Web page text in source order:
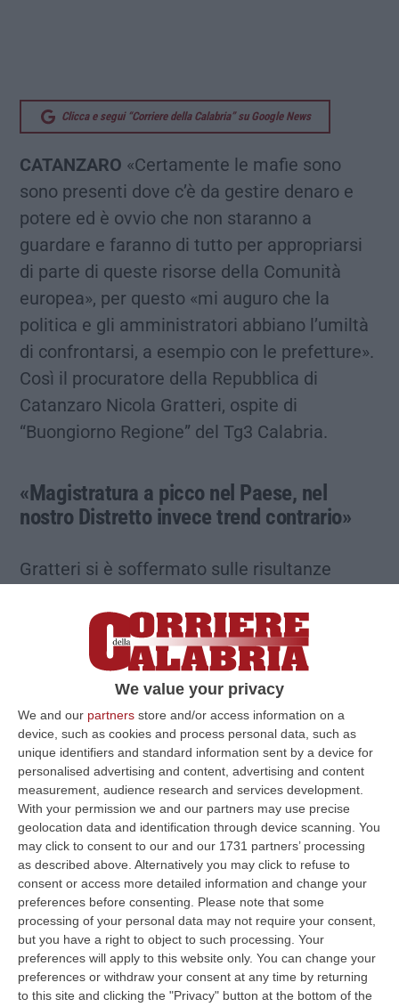
We value your privacy
We and our partners store and/or access information on a
device, such as cookies and process personal data, such as
unique identifiers and standard information sent by a device for
personalised advertising and content, advertising and content
measurement, audience research and services development.
With your permission we and our partners may use precise
geolocation data and identification through device scanning. You
may click to consent to our and our 1731 partners’ processing
as described above. Alternatively you may click to refuse to
consent or access more detailed information and change your
preferences before consenting.
Please note that some
processing of your personal data may not require your consent,
but you have a right to object to such processing. Your
preferences will apply to this website only. You can change your
preferences or withdraw your consent at any time by returning
to this site and clicking the "Privacy" button at the bottom of the
Clicca e segui “Corriere della Calabria” su Google News
CATANZARO «Certamente le mafie sono
sono presenti dove c’è da gestire denaro e
potere ed è ovvio che non staranno a
guardare e faranno di tutto per appropriarsi
di parte di queste risorse della Comunità
europea», per questo «mi auguro che la
politica e gli amministratori abbiano l’umiltà
di confrontarsi, a esempio con le prefetture».
Così il procuratore della Repubblica di
Catanzaro Nicola Gratteri, ospite di
“Buongiorno Regione” del Tg3 Calabria.
«Magistratura a picco nel Paese, nel
nostro Distretto invece trend contrario»
Gratteri si è soffermato sulle risultanze
osservando che «c’è stato un aumento dei
collaboratori di giustizia anche se non di
soggetti apicali ma comunque di un certo
spessore, e questo è il frutto di anni di lavoro
sistematico, organico su tutte le cosche più
importanti del Distretto di Catanzaro. Noi
continueremo a fare questo lavoro perché in
questo modo noni solo si accertano le
responsabilità, ma si ottengono anche
importanti effetti collaterali, perché il
numero dei collaboratori di giustizia
aumenta quando la gente vede condanne a
ergastoli o a 24 anni e quindi aumenta la
fiducia della gente, di imprenditori,
commercianti. Stiamo assistendo – ha poi